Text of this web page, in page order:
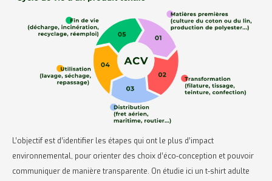
L’objectif est d’identifier les étapes qui ont le plus d’impact
environnemental, pour orienter des choix d’éco-conception et pouvoir
communiquer de manière transparente. On étudie ici un t-shirt adulte